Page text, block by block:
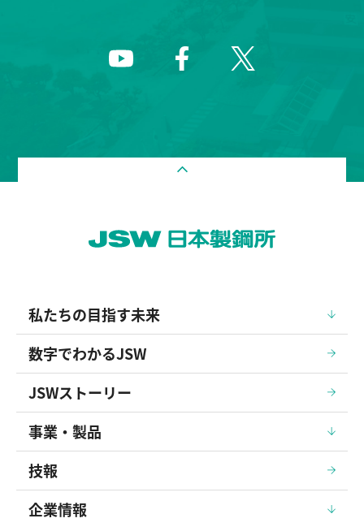
私たちの目指す未来
数字でわかるJSW
JSWストーリー
事業・製品
技報
企業情報